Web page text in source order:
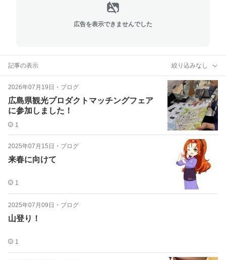
広告を表示できませんでした
記事の表示 絞り込みなし
2026年07月19日 ・ ブログ
広島県観光プロダクトマッチングフェア
に参加しました！
1
2025年07月15日 ・ ブログ
来春に向けて
1
2025年07月09日 ・ ブログ
山登り！
1